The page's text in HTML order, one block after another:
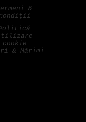
&
Condiții
cookie
& Mărimi